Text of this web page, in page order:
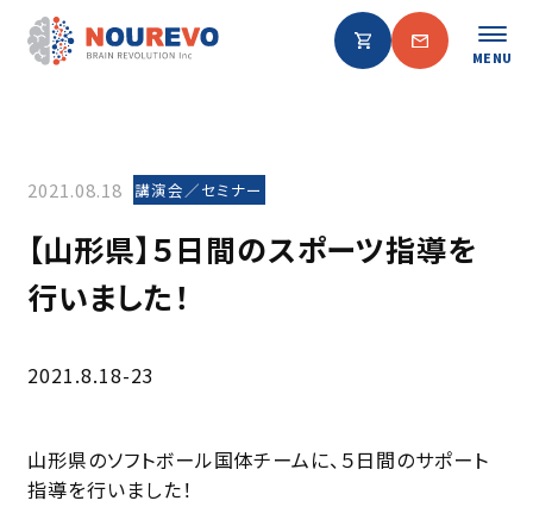
MENU
2021.08.18 講演会／セミナー
【山形県】５日間のスポーツ指導を
行いました！
2021.8.18-23
山形県のソフトボール国体チームに、５日間のサポート
指導を行いました！